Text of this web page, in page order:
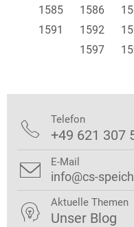
1585
1586
1591
1592
1597
 Telefon
+49 621 307
 E-Mail
info@cs-
 Aktuelle Themen
Unser Blog